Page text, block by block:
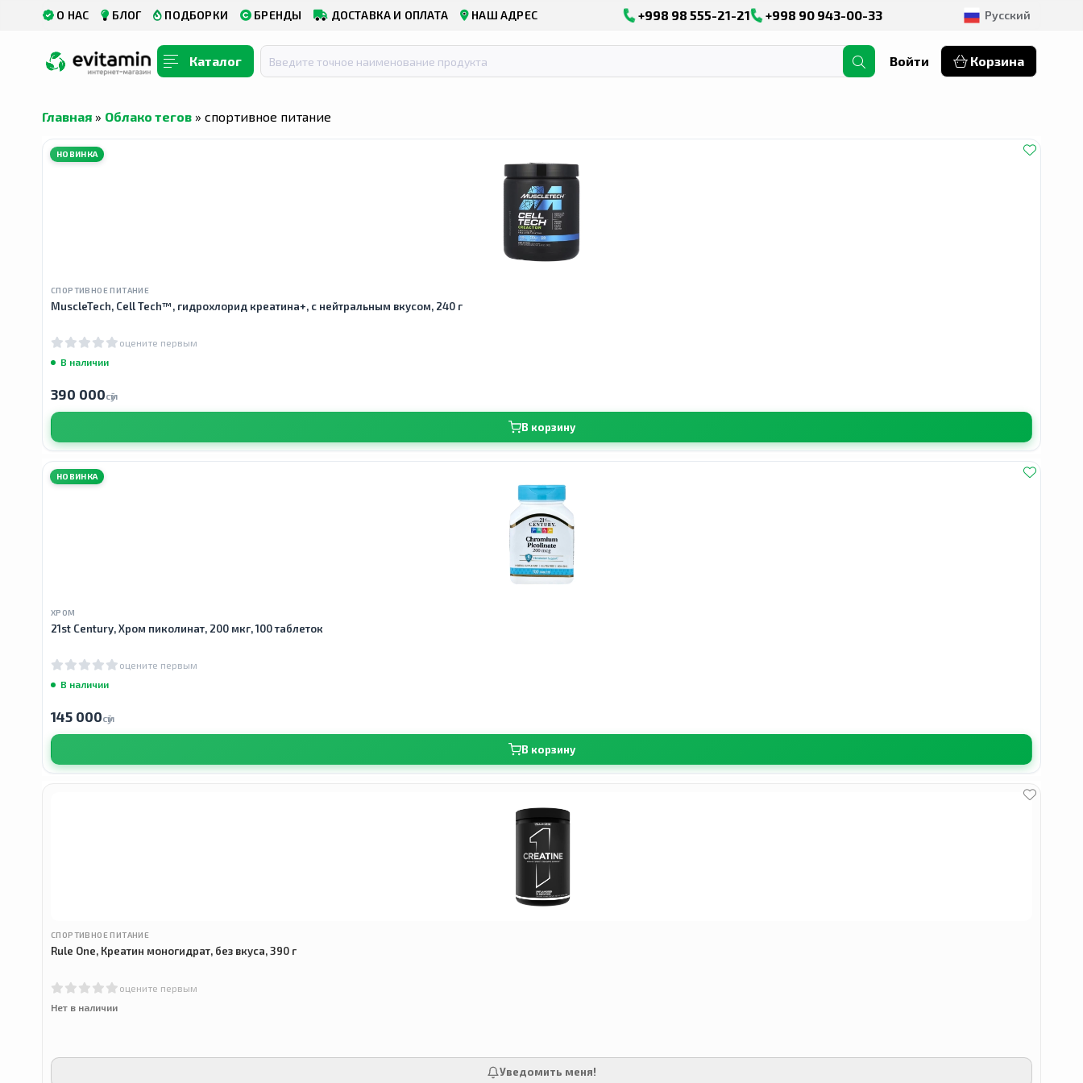
О НАС БЛОГ ПОДБОРКИ БРЕНДЫ ДОСТАВКА И ОПЛАТА НАШ АДРЕС +998 98 555-21-21 +998 90 943-00-33 Русский
Каталог Войти Корзина
Главная » Облако тегов » спортивное питание
НОВИНКА
СПОРТИВНОЕ ПИТАНИЕ
MuscleTech, Cell Tech™, гидрохлорид креатина+, с нейтральным вкусом, 240 г
оцените первым
В наличии
390 000сӯм
В корзину
НОВИНКА
ХРОМ
21st Century, Хром пиколинат, 200 мкг, 100 таблеток
оцените первым
В наличии
145 000сӯм
В корзину
СПОРТИВНОЕ ПИТАНИЕ
Rule One, Креатин моногидрат, без вкуса, 390 г
оцените первым
Нет в наличии
Уведомить меня!